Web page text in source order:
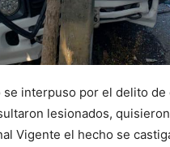
interpuso por el delito
lesionados,
Vigente el hecho se